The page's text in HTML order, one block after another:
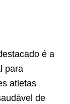
é a
para
atletas
de